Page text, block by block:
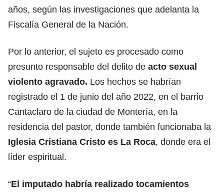
años, según las investigaciones que adelanta la
Fiscalía General de la Nación.
Por lo anterior, el sujeto es procesado como
presunto responsable del delito de acto sexual
violento agravado. Los hechos se habrían
registrado el 1 de junio del año 2022, en el barrio
Cantaclaro de la ciudad de Montería, en la
residencia del pastor, donde también funcionaba la
Iglesia Cristiana Cristo es La Roca, donde era el
líder espiritual.
“El imputado habría realizado tocamientos